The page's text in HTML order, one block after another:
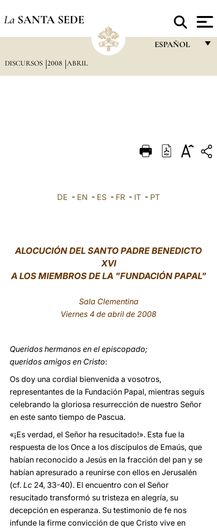
La SANTA SEDE
ESPAÑOL
DEUTSCH
العربيّة
DISCURSOS 2008 ABRIL
DE - EN - ES - FR - IT - PT
ALOCUCIÓN DEL SANTO PADRE BENEDICTO
XVI
A LOS MIEMBROS DE LA "FUNDACIÓN PAPAL"
Sala Clementina
Viernes 4 de abril de 2008
Queridos hermanos en el episcopado;
queridos amigos en Cristo:
Os doy una cordial bienvenida a vosotros,
representantes de la Fundación Papal, mientras seguís
celebrando la gloriosa resurrección de nuestro Señor
en este santo tiempo de Pascua.
«¡Es verdad, el Señor ha resucitado!». Esta fue la
respuesta de los Once a los discípulos de Emaús, que
habían reconocido a Jesús en la fracción del pan y se
habían apresurado a reunirse con ellos en Jerusalén
(cf. Lc 24, 33-40). El encuentro con el Señor
resucitado transformó su tristeza en alegría, su
decepción en esperanza. Su testimonio de fe nos
infunde la firme convicción de que Cristo vive en